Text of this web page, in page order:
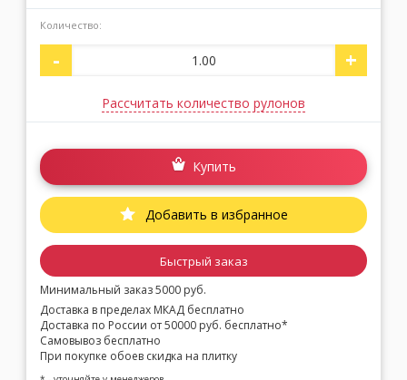
Количество:
- +
Рассчитать количество рулонов
Купить
Добавить в избранное
Быстрый заказ
Минимальный заказ 5000 руб.
Доставка в пределах МКАД бесплатно
Доставка по России от 50000 руб. бесплатно*
Самовывоз бесплатно
При покупке обоев скидка на плитку